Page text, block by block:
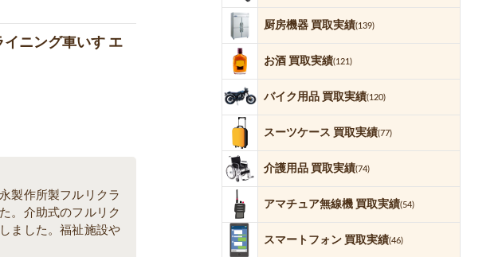
ニング車いす エ
製作所製フルリクラ
。介助式のフルリク
ました。福祉施設や
厨房機器 買取実績(139)
お酒 買取実績(121)
バイク用品 買取実績(120)
スーツケース 買取実績(77)
介護用品 買取実績(74)
アマチュア無線機 買取実績(54)
スマートフォン 買取実績(46)